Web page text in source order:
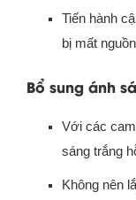
Tiến hành
bị mất
Bổ sung ánh
Với các
sáng trắng
Không nên